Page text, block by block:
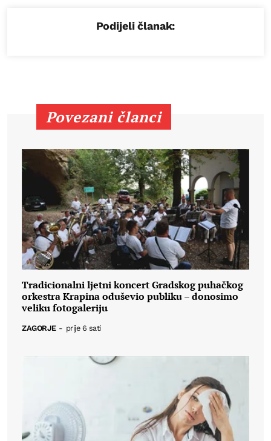
Podijeli članak:
Povezani članci
Tradicionalni ljetni koncert Gradskog puhačkog
orkestra Krapina oduševio publiku – donosimo
veliku fotogaleriju
ZAGORJE - prije 6 sati